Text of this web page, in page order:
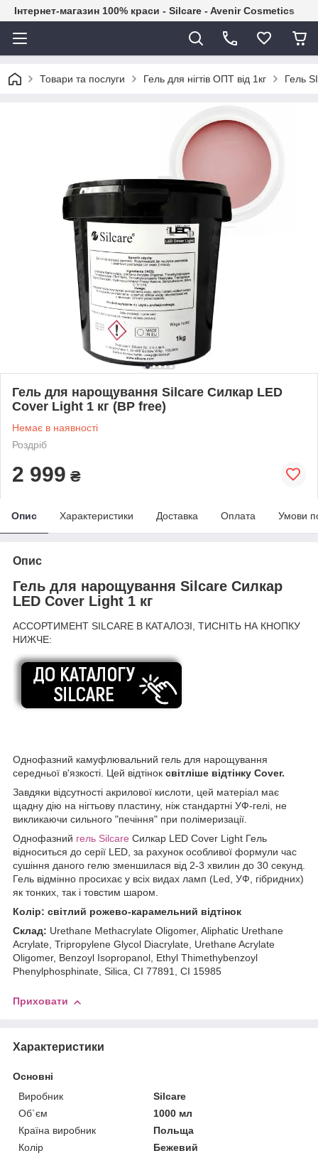
Інтернет-магазин 100% краси - Silcare - Avenir Cosmetics
Товари та послуги Гель для нігтів ОПТ від 1кг Гель
Гель для нарощування Silcare Силкар LED
Cover Light 1 кг (BP free)
Немає в наявності
Роздріб
2 999 ₴
Опис Характеристики Доставка Оплата Умови
Опис
Гель для нарощування Silcare Силкар
LED Cover Light 1 кг
АССОРТИМЕНТ SILCARE В КАТАЛОЗІ, ТИСНІТЬ НА КНОПКУ
НИЖЧЕ:
Однофазний камуфлювальний гель для нарощування
середньої в'язкості. Цей відтінок світліше відтінку Cover.
Завдяки відсутності акрилової кислоти, цей матеріал має
щадну дію на нігтьову пластину, ніж стандартні УФ-гелі, не
викликаючи сильного "печіння" при полімеризації.
Однофазний гель Silcare Силкар LED Cover Light Гель
відноситься до серії LED, за рахунок особливої формули час
сушіння даного гелю зменшилася від 2-3 хвилин до 30 секунд.
Гель відмінно просихає у всіх видах ламп (Led, УФ, гібридних)
як тонких, так і товстим шаром.
Колір: світлий рожево-карамельний відтінок
Склад: Urethane Methacrylate Oligomer, Aliphatic Urethane
Acrylate, Tripropylene Glycol Diacrylate, Urethane Acrylate
Oligomer, Benzoyl Isopropanol, Ethyl Thimethybenzoyl
Phenylphosphinate, Silica, CI 77891, CI 15985
Приховати
Характеристики
Основні
Виробник
Silcare
Об`єм
1000 мл
Країна виробник
Польща
Колір
Бежевий